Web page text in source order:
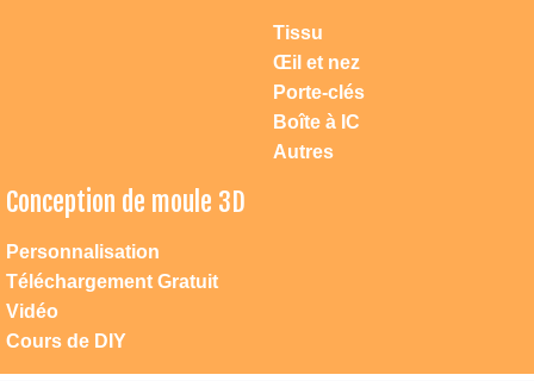
Tissu
Œil et nez
Porte-clés
Boîte à IC
Autres
Conception de moule 3D
Personnalisation
Téléchargement Gratuit
Vidéo
Cours de DIY
Atteindre dac jouets
1. Vous pouvez nous contacter directement par mobile: 0086 18658223181 ou
0086 13957871239, notre adresse permanente: Ningbo Changement de route
East N ° 165, 1208-1209.